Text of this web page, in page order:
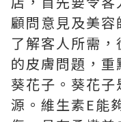
顧問意見及美
了解客人所需
的皮膚問題，重
葵花子。葵花
源。維生素E能